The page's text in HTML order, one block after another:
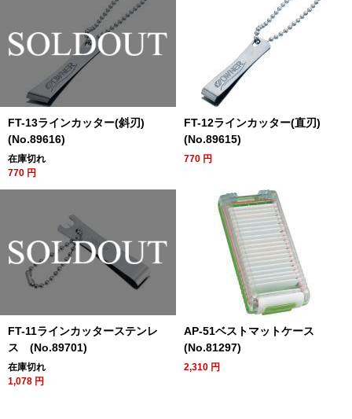
FT-13ラインカッター(斜刃)
(No.89616)
在庫切れ
770 円
FT-12ラインカッター(直刃)
(No.89615)
770 円
FT-11ラインカッターステンレ
ス (No.89701)
在庫切れ
1,078 円
AP-51ベストマットケース
(No.81297)
2,310 円